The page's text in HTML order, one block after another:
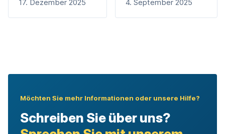
17. Dezember 2025 4. September 2025
Möchten Sie mehr Informationen oder unsere Hilfe?
Schreiben Sie über uns?